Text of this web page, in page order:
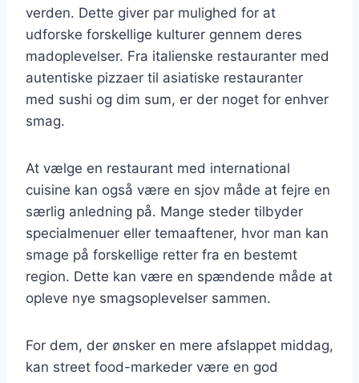
verden. Dette giver par mulighed for at
udforske forskellige kulturer gennem deres
madoplevelser. Fra italienske restauranter med
autentiske pizzaer til asiatiske restauranter
med sushi og dim sum, er der noget for enhver
smag.
At vælge en restaurant med international
cuisine kan også være en sjov måde at fejre en
særlig anledning på. Mange steder tilbyder
specialmenuer eller temaaftener, hvor man kan
smage på forskellige retter fra en bestemt
region. Dette kan være en spændende måde at
opleve nye smagsoplevelser sammen.
For dem, der ønsker en mere afslappet middag,
kan street food-markeder være en god